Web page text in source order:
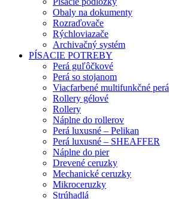
Obaly na dokumenty
Rozraďovače
Rýchloviazače
Archivačný systém
PÍSACIE POTREBY
Perá guľôčkové
Perá so stojanom
Viacfarbené multifunkčné perá
Rollery gélové
Rollery
Náplne do rollerov
Perá luxusné – Pelikan
Perá luxusné – SHEAFFER
Náplne do pier
Drevené ceruzky
Mechanické ceruzky
Mikroceruzky
Strúhadlá